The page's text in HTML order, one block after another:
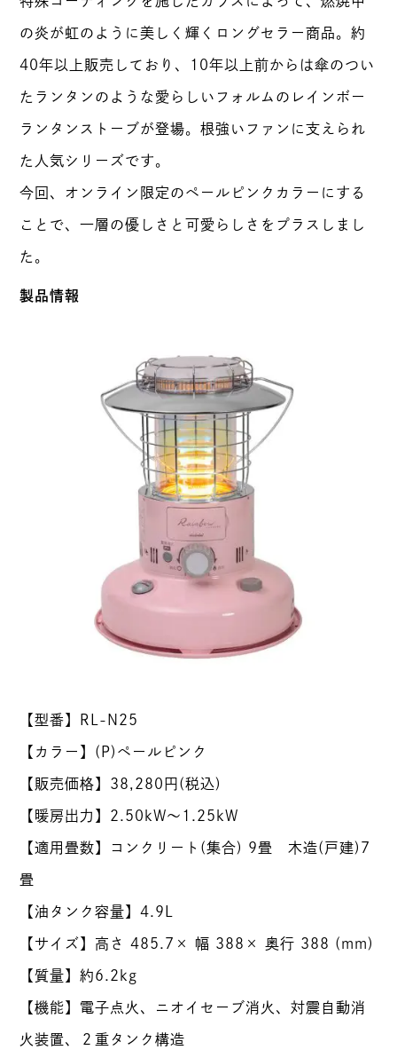
の炎が虹のように美しく輝くロングセラー商品。約
40年以上販売しており、10年以上前からは傘のつい
たランタンのような愛らしいフォルムのレインボー
ランタンストーブが登場。根強いファンに支えられ
た人気シリーズです。
今回、オンライン限定のペールピンクカラーにする
ことで、一層の優しさと可愛らしさをプラスしまし
た。
製品情報
【型番】RL-N25
【カラー】(P)ペールピンク
【販売価格】38,280円(税込)
【暖房出力】2.50kW～1.25kW
【適用畳数】コンクリート(集合) 9畳 木造(戸建)7
畳
【油タンク容量】4.9L
【サイズ】高さ 485.7× 幅 388× 奥行 388 (mm)
【質量】約6.2kg
【機能】電子点火、ニオイセーブ消火、対震自動消
火装置、２重タンク構造